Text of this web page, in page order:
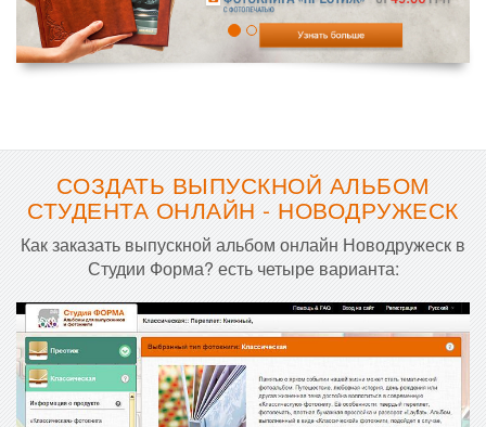
СОЗДАТЬ ВЫПУСКНОЙ АЛЬБОМ
СТУДЕНТА ОНЛАЙН - НОВОДРУЖЕСК
Как заказать выпускной альбом онлайн Новодружеск в
Студии Форма? есть четыре варианта: